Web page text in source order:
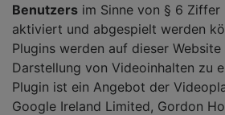
Benutzers im Sinne von § 6 Ziffer
aktiviert und abgespielt werden
Plugins werden auf dieser
Darstellung von Videoinhalten zu
Plugin ist ein Angebot der
Google Ireland Limited, Gordon